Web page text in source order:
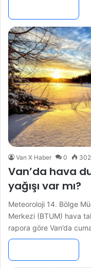
Van X Haber 0 302
Van’da hava
yağışı var mı?
Meteoroloji 14. Bölge
Merkezi (BTUM) hava
rapora göre Van’da